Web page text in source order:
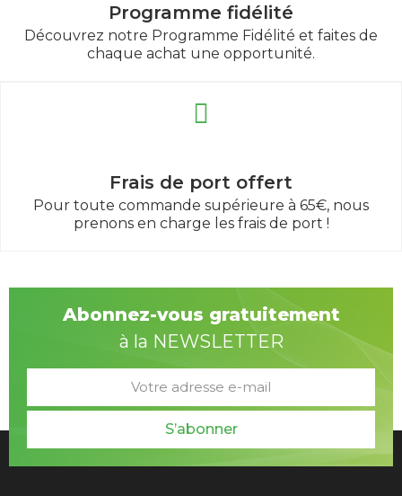
Programme fidélité
Découvrez notre Programme Fidélité et faites de
chaque achat une opportunité.
Frais de port offert
Pour toute commande supérieure à 65€, nous
prenons en charge les frais de port !
Abonnez-vous gratuitement
à la NEWSLETTER
S’abonner